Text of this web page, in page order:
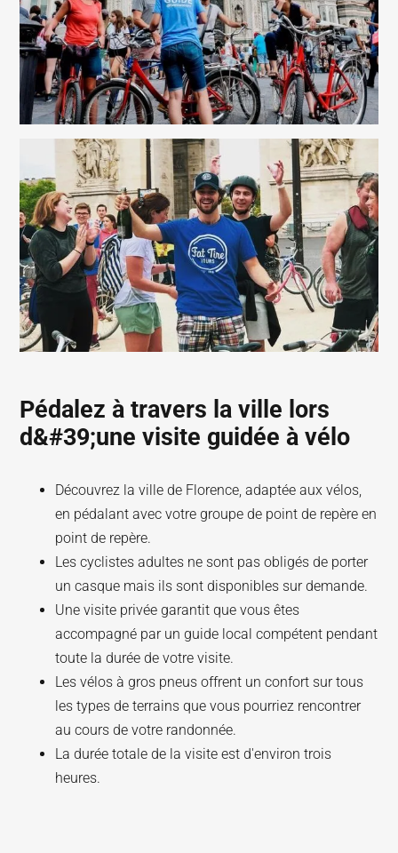
Pédalez à travers la ville lors
d&#39;une visite guidée à vélo
Découvrez la ville de Florence, adaptée aux vélos,
en pédalant avec votre groupe de point de repère en
point de repère.
Les cyclistes adultes ne sont pas obligés de porter
un casque mais ils sont disponibles sur demande.
Une visite privée garantit que vous êtes
accompagné par un guide local compétent pendant
toute la durée de votre visite.
Les vélos à gros pneus offrent un confort sur tous
les types de terrains que vous pourriez rencontrer
au cours de votre randonnée.
La durée totale de la visite est d'environ trois
heures.